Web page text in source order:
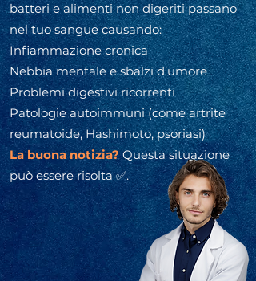
batteri e alimenti non digeriti passano
nel tuo sangue causando:
Infiammazione cronica
Nebbia mentale e sbalzi d’umore
Problemi digestivi ricorrenti
Patologie autoimmuni (come artrite
reumatoide, Hashimoto, psoriasi)
La buona notizia?Questa situazione
può essere risolta ✅.